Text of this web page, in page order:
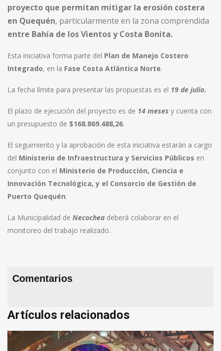
proyecto que permitan mitigar la erosión costera
en Quequén, particularmente en la zona comprendida
entre Bahía de los Vientos y Costa Bonita.
Esta iniciativa forma parte del Plan de Manejo Costero
Integrado, en la Fase Costa Atlántica Norte.
La fecha límite para presentar las propuestas es el 19 de julio.
El plazo de ejecución del proyecto es de 14 meses y cuenta con
un presupuesto de $168.869.488,26.
El seguimiento y la aprobación de esta iniciativa estarán a cargo
del Ministerio de Infraestructura y Servicios Públicos en
conjunto con el Ministerio de Producción, Ciencia e
Innovación Tecnológica, y el Consorcio de Gestión de
Puerto Quequén.
La Municipalidad de Necochea deberá colaborar en el
monitoreo del trabajo realizado.
Comentarios
Artículos relacionados